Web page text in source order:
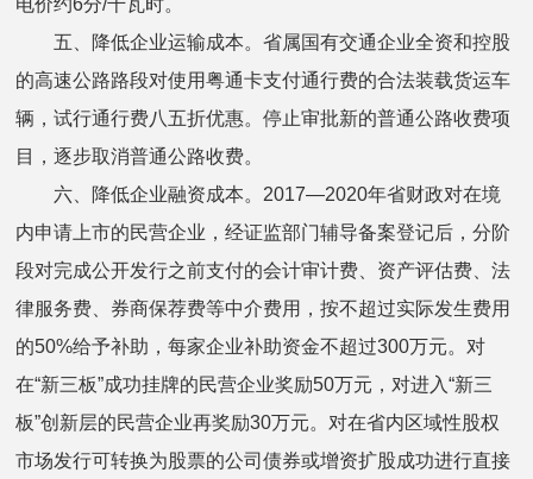
五、降低企业运输成本。省属国有交通企业全资和控股
的高速公路路段对使用粤通卡支付通行费的合法装载货运车
辆，试行通行费八五折优惠。停止审批新的普通公路收费项
目，逐步取消普通公路收费。
六、降低企业融资成本。2017—2020年省财政对在境
内申请上市的民营企业，经证监部门辅导备案登记后，分阶
段对完成公开发行之前支付的会计审计费、资产评估费、法
律服务费、券商保荐费等中介费用，按不超过实际发生费用
的50%给予补助，每家企业补助资金不超过300万元。对
在“新三板”成功挂牌的民营企业奖励50万元，对进入“新三
板”创新层的民营企业再奖励30万元。对在省内区域性股权
市场发行可转换为股票的公司债券或增资扩股成功进行直接